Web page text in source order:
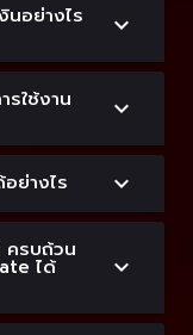
นอย่างไร
ใช้งาน
ย่างไร
ครบถ้วน